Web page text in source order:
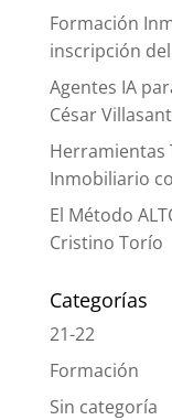
Formación
inscripción
Agentes IA
César
Herramientas
Inmobiliario
El Método
Cristino Torío
Categorías
21-22
Formación
Sin categoría